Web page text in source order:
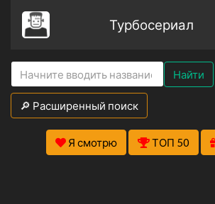
Турбосериал
Найти
🔎 Расширенный поиск
Я смотрю ТОП 50